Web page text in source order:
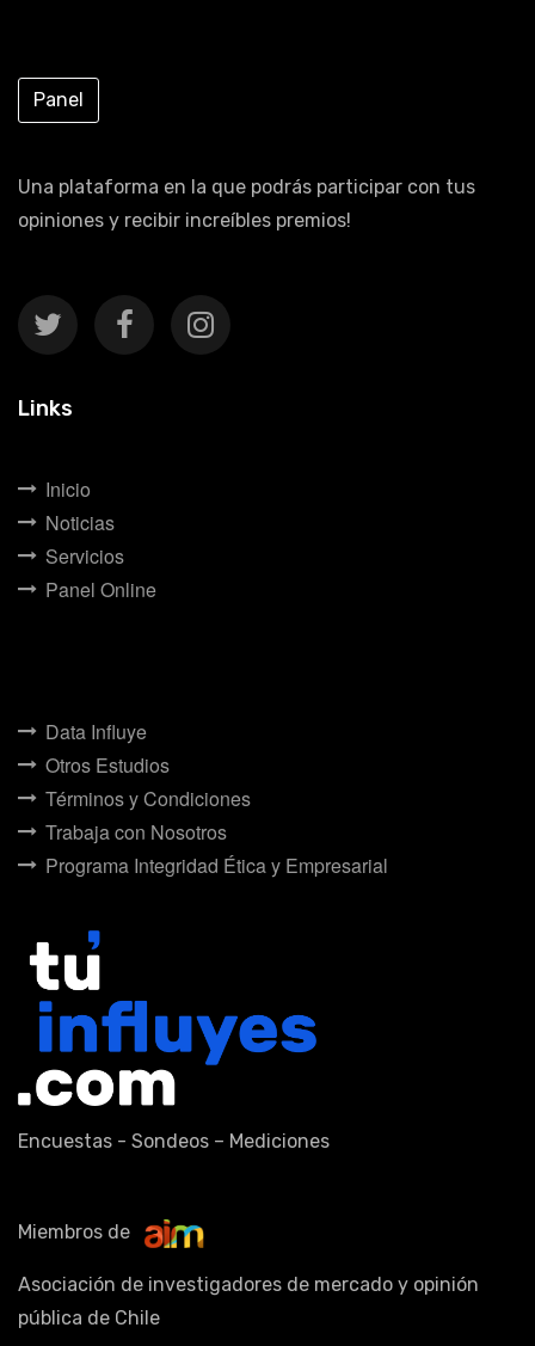
Panel
Una plataforma en la que podrás participar con tus
opiniones y recibir increíbles premios!
Links
Inicio
Noticias
Servicios
Panel Online
Data Influye
Otros Estudios
Términos y Condiciones
Trabaja con Nosotros
Programa Integridad Ética y Empresarial
Encuestas - Sondeos – Mediciones
Miembros de
Asociación de investigadores de mercado y opinión
pública de Chile